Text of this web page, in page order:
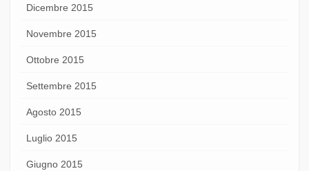
Dicembre 2015
Novembre 2015
Ottobre 2015
Settembre 2015
Agosto 2015
Luglio 2015
Giugno 2015